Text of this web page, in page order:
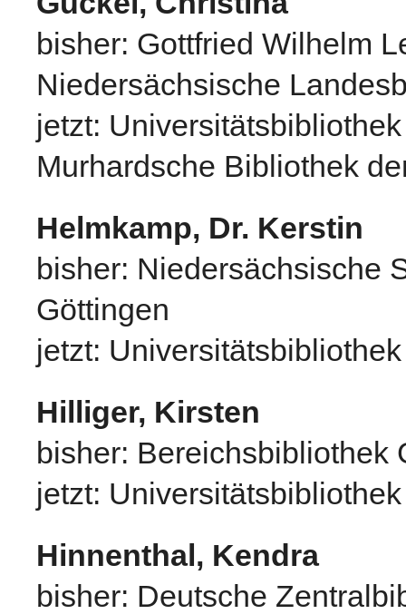
bisher: Gottfried Wilhelm
Niedersächsische
jetzt:
Murhardsche Bibliothek
Helmkamp, Dr. Kerstin
bisher: Niedersächsische
Göttingen
jetzt:
Hilliger, Kirsten
bisher: Bereichsbibliothek
jetzt:
Hinnenthal, Kendra
bisher: Deutsche